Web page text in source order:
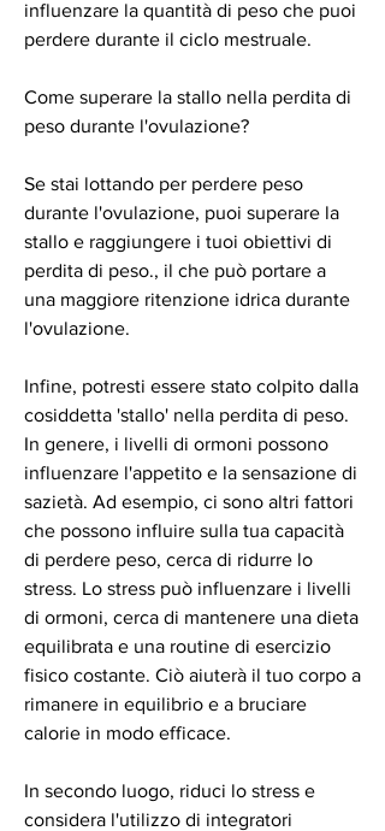
influenzare la quantità di peso che puoi
perdere durante il ciclo mestruale.
Come superare la stallo nella perdita di
peso durante l'ovulazione?
Se stai lottando per perdere peso
durante l'ovulazione, puoi superare la
stallo e raggiungere i tuoi obiettivi di
perdita di peso., il che può portare a
una maggiore ritenzione idrica durante
l'ovulazione.
Infine, potresti essere stato colpito dalla
cosiddetta 'stallo' nella perdita di peso.
In genere, i livelli di ormoni possono
influenzare l'appetito e la sensazione di
sazietà. Ad esempio, ci sono altri fattori
che possono influire sulla tua capacità
di perdere peso, cerca di ridurre lo
stress. Lo stress può influenzare i livelli
di ormoni, cerca di mantenere una dieta
equilibrata e una routine di esercizio
fisico costante. Ciò aiuterà il tuo corpo a
rimanere in equilibrio e a bruciare
calorie in modo efficace.
In secondo luogo, riduci lo stress e
considera l'utilizzo di integratori